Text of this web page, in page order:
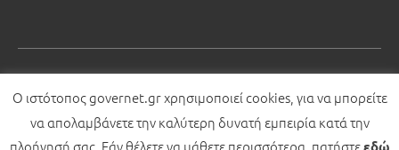
© 2026 All rights reserved
Development by
Ο ιστότοπος governet.gr χρησιμοποιεί cookies, για να μπορείτε
να απολαμβάνετε την καλύτερη δυνατή εμπειρία κατά την
πλοήγησή σας. Εάν θέλετε να μάθετε περισσότερα, πατήστεεδώ